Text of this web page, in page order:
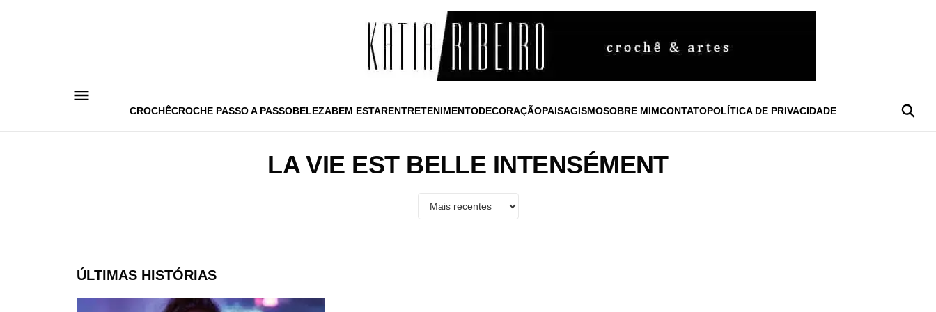
CROCHÊCROCHE PASSO A PASSOBELEZABEM ESTARENTRETENIMENTODECORAÇÃOPAISAGISMOSOBRE MIMCONTATOPOLÍTICA DE PRIVACIDADE
LA VIE EST BELLE INTENSÉMENT
ÚLTIMAS HISTÓRIAS